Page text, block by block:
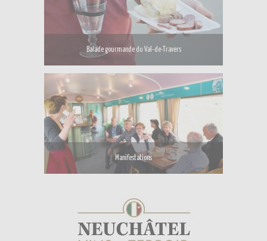
Balade gourmande du Val-de-Travers
Manifestations